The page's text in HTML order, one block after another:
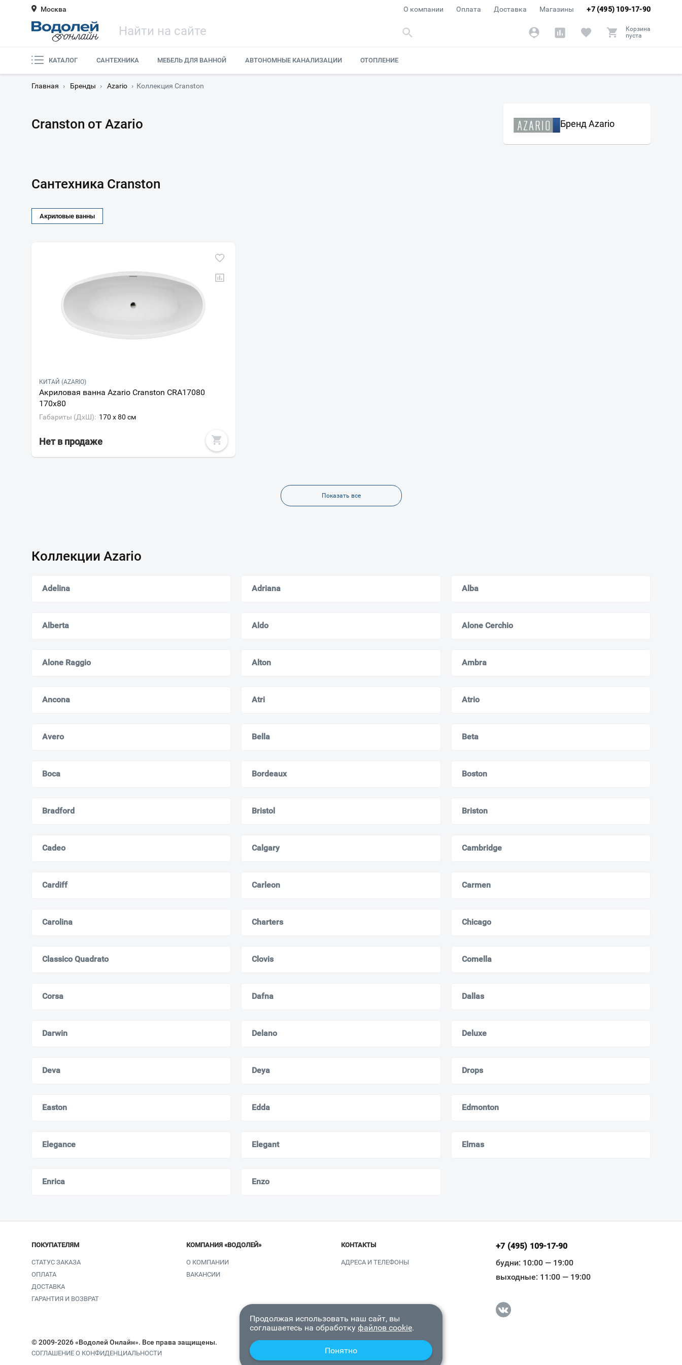
Москва +7 (495) 109-17-90
О компании Оплата Доставка Магазины
Корзина
пуста
КАТАЛОГ САНТЕХНИКА МЕБЕЛЬ ДЛЯ ВАННОЙ АВТОНОМНЫЕ КАНАЛИЗАЦИИ ОТОПЛЕНИЕ
Главная › Бренды › Azario › Коллекция Cranston
Cranston от Azario Бренд Azario
Сантехника Cranston
Акриловые ванны
КИТАЙ (AZARIO)
Акриловая ванна Azario Cranston CRA17080
170х80
Габариты (ДxШ): 170 x 80 см
Нет в продаже
Показать все
Коллекции Azario
Adelina Adriana Alba
Alberta Aldo Alone Cerchio
Alone Raggio Alton Ambra
Ancona Atri Atrio
Avero Bella Beta
Boca Bordeaux Boston
Bradford Bristol Briston
Cadeo Calgary Cambridge
Cardiff Carleon Carmen
Carolina Charters Chicago
Classico Quadrato Clovis Comella
Corsa Dafna Dallas
Darwin Delano Deluxe
Deva Deya Drops
Easton Edda Edmonton
Elegance Elegant Elmas
Enrica Enzo
ПОКУПАТЕЛЯМ
СТАТУС ЗАКАЗА
ОПЛАТА
ДОСТАВКА
ГАРАНТИЯ И ВОЗВРАТ
КОМПАНИЯ «ВОДОЛЕЙ»
О КОМПАНИИ
ВАКАНСИИ
КОНТАКТЫ
АДРЕСА И ТЕЛЕФОНЫ
+7 (495) 109-17-90
будни: 10:00 — 19:00
выходные: 11:00 — 19:00
© 2009-2026 «Водолей Онлайн». Все права защищены.
СОГЛАШЕНИЕ О КОНФИДЕНЦИАЛЬНОСТИ
Мурманск
Продолжая использовать наш сайт, вы
соглашаетесь на обработку файлов cookie.
Понятно